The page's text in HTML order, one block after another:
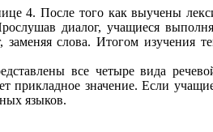
4. После того как выучены
диалог, учащиеся
слова. Итогом изучения
все четыре вида
прикладное значение. Если
языков.